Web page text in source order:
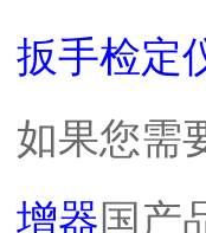
扳手检定
如果您需
增器国产